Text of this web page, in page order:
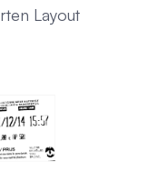
Layout